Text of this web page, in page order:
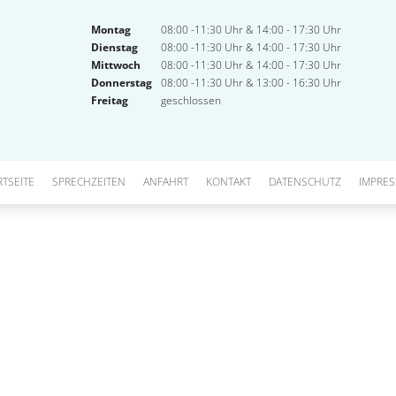
Montag
08:00 -11:30 Uhr & 14:00 - 17:30 Uhr
Dienstag
08:00 -11:30 Uhr & 14:00 - 17:30 Uhr
Mittwoch
08:00 -11:30 Uhr & 14:00 - 17:30 Uhr
Donnerstag 08:00 -11:30 Uhr & 13:00 - 16:30 Uhr
Freitag
geschlossen
SPRECHZEITEN ANFAHRT KONTAKT DATENSCHUTZ